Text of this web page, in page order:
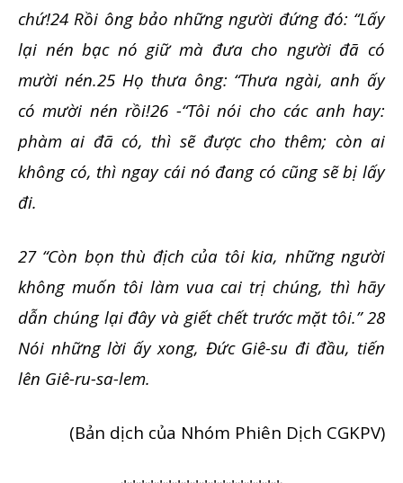
chứ!24 Rồi ông bảo những người đứng đó: “Lấy
lại nén bạc nó giữ mà đưa cho người đã có
mười nén.25 Họ thưa ông: “Thưa ngài, anh ấy
có mười nén rồi!26 -“Tôi nói cho các anh hay:
phàm ai đã có, thì sẽ được cho thêm; còn ai
không có, thì ngay cái nó đang có cũng sẽ bị lấy
đi.
27 “Còn bọn thù địch của tôi kia, những người
không muốn tôi làm vua cai trị chúng, thì hãy
dẫn chúng lại đây và giết chết trước mặt tôi.” 28
Nói những lời ấy xong, Đức Giê-su đi đầu, tiến
lên Giê-ru-sa-lem.
(Bản dịch của Nhóm Phiên Dịch CGKPV)